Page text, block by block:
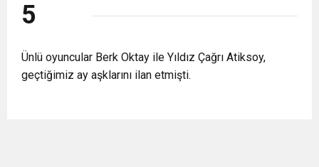
5
Ünlü oyuncular Berk Oktay ile Yıldız Çağrı Atiksoy,
geçtiğimiz ay aşklarını ilan etmişti.